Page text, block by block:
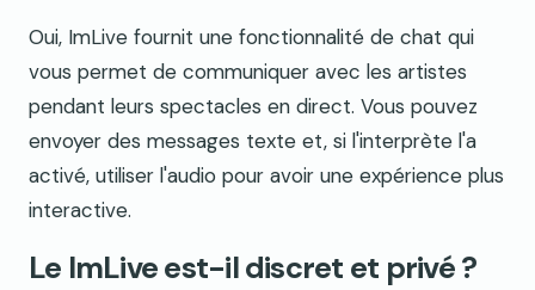
Oui, ImLive fournit une fonctionnalité de chat qui
vous permet de communiquer avec les artistes
pendant leurs spectacles en direct. Vous pouvez
envoyer des messages texte et, si l'interprète l'a
activé, utiliser l'audio pour avoir une expérience plus
interactive.
Le ImLive est-il discret et privé ?